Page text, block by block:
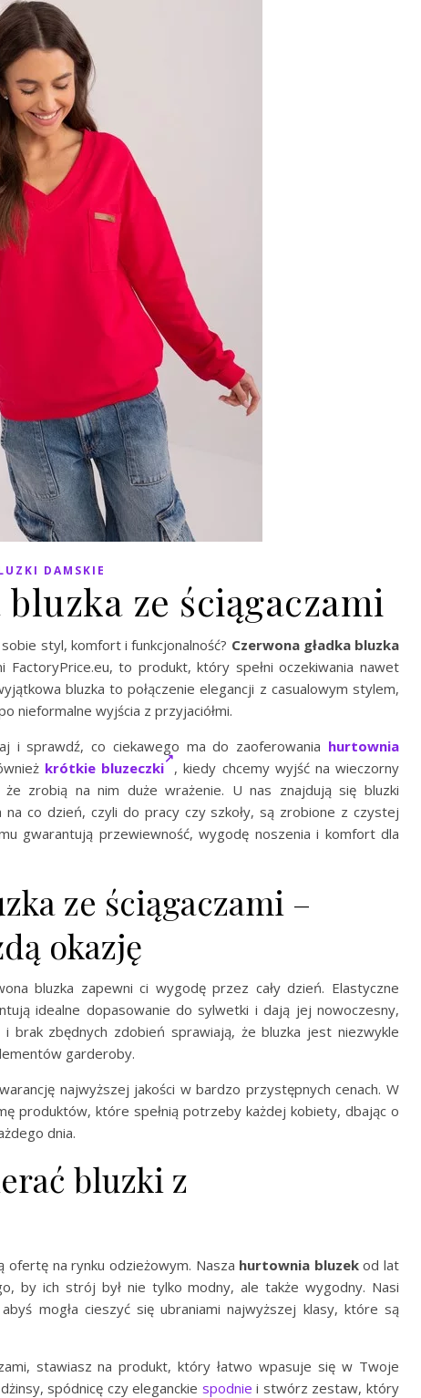
DAMSKIE
ze ściągaczami
styl, komfort i funkcjonalność? Czerwona gładka bluzka
FactoryPrice.eu, to produkt, który spełni oczekiwania nawet
bluzka to połączenie elegancji z casualowym stylem,
nieformalne wyjścia z przyjaciółmi.
i sprawdź, co ciekawego ma do zaoferowania hurtownia
krótkie bluzeczki , kiedy chcemy wyjść na wieczorny
że zrobią na nim duże wrażenie. U nas znajdują się bluzki
co dzień, czyli do pracy czy szkoły, są zrobione z czystej
gwarantują przewiewność, wygodę noszenia i komfort dla
ze ściągaczami –
okazję
bluzka zapewni ci wygodę przez cały dzień. Elastyczne
idealne dopasowanie do sylwetki i dają jej nowoczesny,
brak zbędnych zdobień sprawiają, że bluzka jest niezwykle
garderoby.
najwyższej jakości w bardzo przystępnych cenach. W
produktów, które spełnią potrzeby każdej kobiety, dbając o
dnia.
bluzki z
ofertę na rynku odzieżowym. Nasza hurtownia bluzekod lat
by ich strój był nie tylko modny, ale także wygodny. Nasi
mogła cieszyć się ubraniami najwyższej klasy, które są
stawiasz na produkt, który łatwo wpasuje się w Twoje
spódnicę czy eleganckie spodnie i stwórz zestaw, który